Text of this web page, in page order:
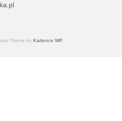
Theme by Kadence WP